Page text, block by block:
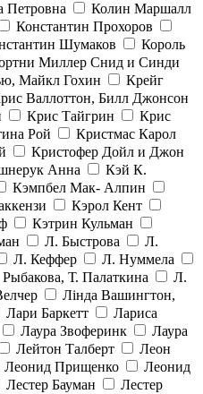
Петровна
Колин Маршалл
Константин Прохоров
Шумаков
Король
Миллер Снид и Синди
Майкл Гохин
Крейг
Валлоттон, Билл Джонсон
Крис Тайгрин
Крис
Рой
Кристмас Карол
Кристофер Дойл и Джон
Анна
Кэй К.
Кэмпбел Мак- Алпин
Кэрол Кент
Кэтрин Кульман
Л. Быстрова
Л.
Л. Кеффер
Л. Нуммела
Т. Палаткина
Л.
Лінда Вашингтон,
Лари Баркетт
Лариса
Лаура Звоферинк
Лаура
Лейтон Талберт
Леон
Леонид Прищенко
Леонид
Лестер Бауман
Лестер